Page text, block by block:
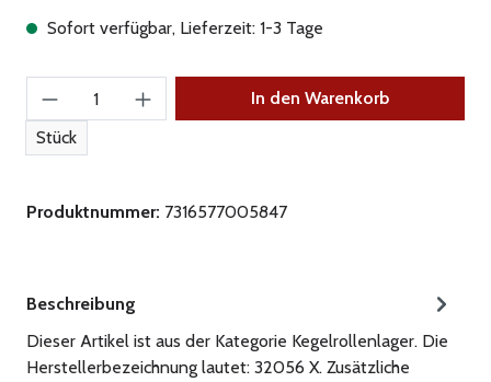
Sofort verfügbar, Lieferzeit: 1-3 Tage
Produkt Anzahl: Gib den gewünschten Wert
Stück
In den Warenkorb
Produktnummer: 7316577005847
Beschreibung
Dieser Artikel ist aus der Kategorie Kegelrollenlager. Die
Herstellerbezeichnung lautet: 32056 X. Zusätzliche